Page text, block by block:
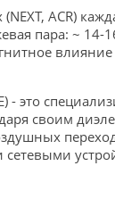
ACR)
пара: ~ 14-
влияние
- это
своим